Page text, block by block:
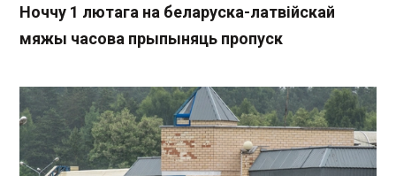
Ноччу 1 лютага на беларуска-латвійскай
мяжы часова прыпыняць пропуск